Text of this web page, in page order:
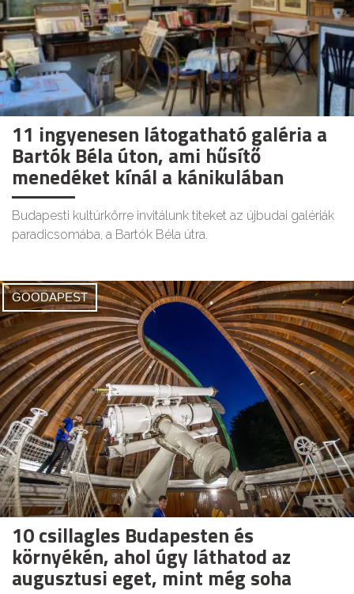
11 ingyenesen látogatható galéria a
Bartók Béla úton, ami hűsítő
menedéket kínál a kánikulában
Budapesti kultúrkörre invitálunk titeket az újbudai galériák
paradicsomába, a Bartók Béla útra.
GOODAPEST
10 csillagles Budapesten és
környékén, ahol úgy láthatod az
augusztusi eget, mint még soha